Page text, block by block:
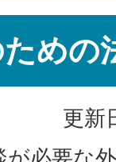
めの
更新